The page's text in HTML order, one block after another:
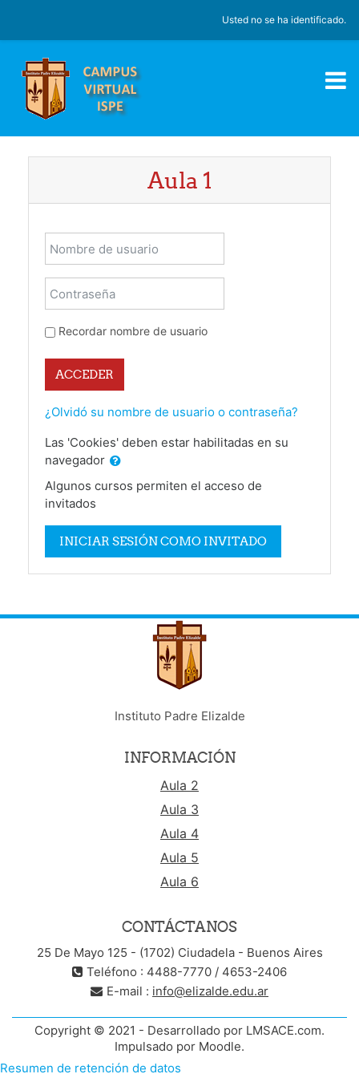
Usted no se ha identificado.
Aula 1
Nombre de usuario
Contraseña
Recordar nombre de usuario
ACCEDER
¿Olvidó su nombre de usuario o contraseña?
Las 'Cookies' deben estar habilitadas en su
navegador
Algunos cursos permiten el acceso de
invitados
INICIAR SESIÓN COMO INVITADO
Instituto Padre Elizalde
INFORMACIÓN
Aula 2
Aula 3
Aula 4
Aula 5
Aula 6
CONTÁCTANOS
25 De Mayo 125 - (1702) Ciudadela - Buenos Aires
Teléfono : 4488-7770 / 4653-2406
E-mail : info@elizalde.edu.ar
Copyright © 2021 - Desarrollado por LMSACE.com.
Impulsado por Moodle.
Resumen de retención de datos